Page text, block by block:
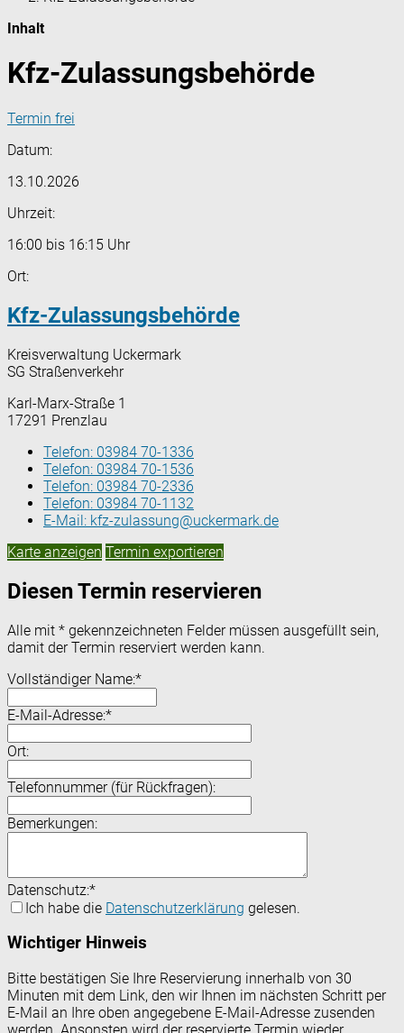
Inhalt
Kfz-Zulassungsbehörde
Termin frei
Datum:
13.10.2026
Uhrzeit:
16:00 bis 16:15 Uhr
Ort:
Kfz-Zulassungsbehörde
Kreisverwaltung Uckermark
SG Straßenverkehr
Karl-Marx-Straße 1
17291 Prenzlau
Telefon: 03984 70-1336
Telefon: 03984 70-1536
Telefon: 03984 70-2336
Telefon: 03984 70-1132
E-Mail: kfz-zulassung@uckermark.de
Karte anzeigen Termin exportieren
Diesen Termin reservieren
Alle mit * gekennzeichneten Felder müssen ausgefüllt sein,
damit der Termin reserviert werden kann.
Vollständiger Name:*
E-Mail-Adresse:*
Ort:
Telefonnummer (für Rückfragen):
Bemerkungen:
Datenschutz:*
Ich habe die Datenschutzerklärung gelesen.
Wichtiger Hinweis
Bitte bestätigen Sie Ihre Reservierung innerhalb von 30
Minuten mit dem Link, den wir Ihnen im nächsten Schritt per
E-Mail an Ihre oben angegebene E-Mail-Adresse zusenden